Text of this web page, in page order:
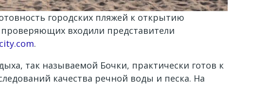
городских пляжей к открытию
проверяющих входили представители
.
так называемой Бочки, практически готов к
качества речной воды и песка. На